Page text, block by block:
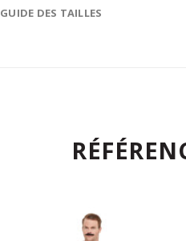
GUIDE DES TAILLES